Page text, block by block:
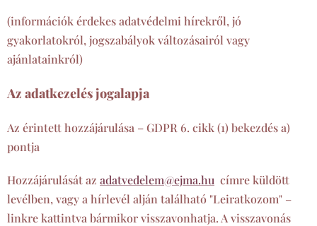
(információk érdekes adatvédelmi hírekről, jó
gyakorlatokról, jogszabályok változásairól vagy
ajánlatainkról)
Az adatkezelés jogalapja
Az érintett hozzájárulása – GDPR 6. cikk (1) bekezdés a)
pontja
Hozzájárulását az adatvedelem@ejma.hu címre küldött
levélben, vagy a hírlevél alján található "Leiratkozom" –
linkre kattintva bármikor visszavonhatja. A visszavonás